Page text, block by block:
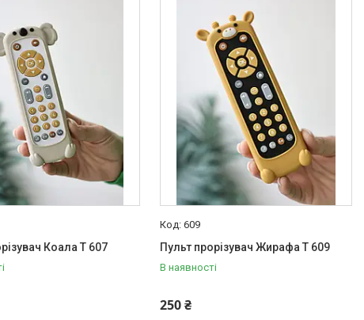
Коала T 607
609
Пульт прорізувач Жирафа T 609
В наявності
250 ₴